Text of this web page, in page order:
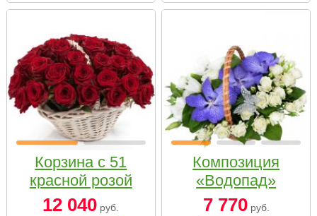
Корзина с 51
красной розой
12 040 руб.
Композиция
«Водопад»
7 770руб.